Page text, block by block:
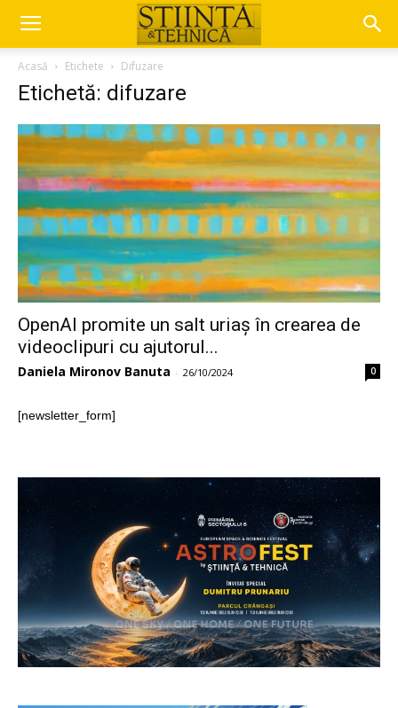
Acasă Etichete Difuzare
Etichetă: difuzare
OpenAI promite un salt uriaș în crearea de
videoclipuri cu ajutorul...
Daniela Mironov Banuta - 26/10/2024 0
[newsletter_form]